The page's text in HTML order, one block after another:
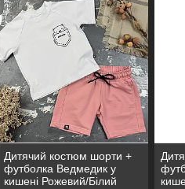
Дитячий костюм шорти +
футболка Ведмедик у
кишені Рожевий/Білий